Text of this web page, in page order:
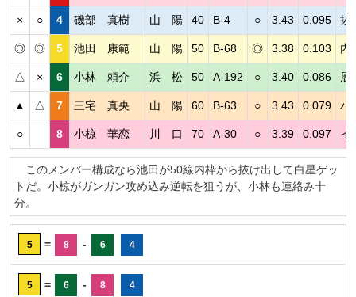
× ○ 4 磯部 真樹 山 陽 40 B-4 ○ 3.43 0.095 抜
◎ ◎ 5 池田 康範 山 陽 50 B-68 ◎ 3.38 0.103 内
△ × 6 小林 頼介 浜 松 50 A-192 ○ 3.40 0.086 展
▲ △ 7 三宅 真央 山 陽 60 B-63 ○ 3.43 0.079 ハ
○ 8 小椋 華恋 川 口 70 A-30 ○ 3.39 0.097 イ
このメンバー構成なら池田が50線内枠から抜け出して白星ゲッ
トだ。小椋がガンガン攻め込み逆転を狙うが、小林も連絡み十
分。
5 = 8 - 6 4
5 = 6 - 8 4